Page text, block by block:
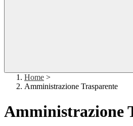
Home >
Amministrazione Trasparente
Amministrazione